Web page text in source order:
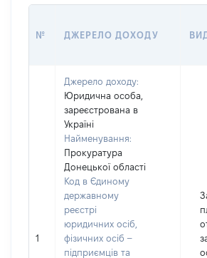
№ ДЖЕРЕЛО ДОХОДУ
1
Джерело доходу:
Юридична особа,
зареєстрована в
Україні
Найменування:
Прокуратура
Донецької області
Код в Єдиному
державному
реєстрі
юридичних осіб,
фізичних осіб –
підприємців та